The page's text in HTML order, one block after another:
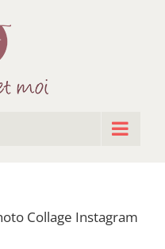
Collage Instagram